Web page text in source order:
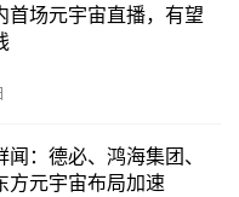
首场元宇宙直播，有望
：德必、鸿海集团、
方元宇宙布局加速